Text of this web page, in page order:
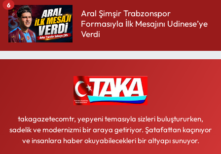
Aral Şimşir Trabzonspor
Formasıyla İlk Mesajını Udinese’ye
Verdi
6
takagazetecomtr, yepyeni temasıyla sizleri buluştururken,
sadelik ve modernizmi bir araya getiriyor. Şatafattan kaçınıyor
ve insanlara haber okuyabilecekleri bir altyapı sunuyor.